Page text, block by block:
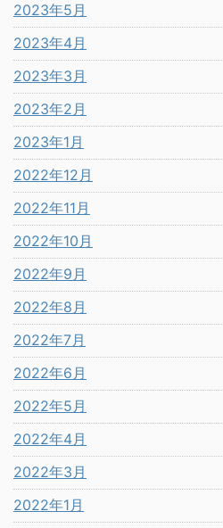
2023年5月
2023年4月
2023年3月
2023年2月
2023年1月
2022年12月
2022年11月
2022年10月
2022年9月
2022年8月
2022年7月
2022年6月
2022年5月
2022年4月
2022年3月
2022年1月